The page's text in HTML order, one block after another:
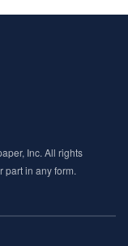
Inc. All rights
part in any form.